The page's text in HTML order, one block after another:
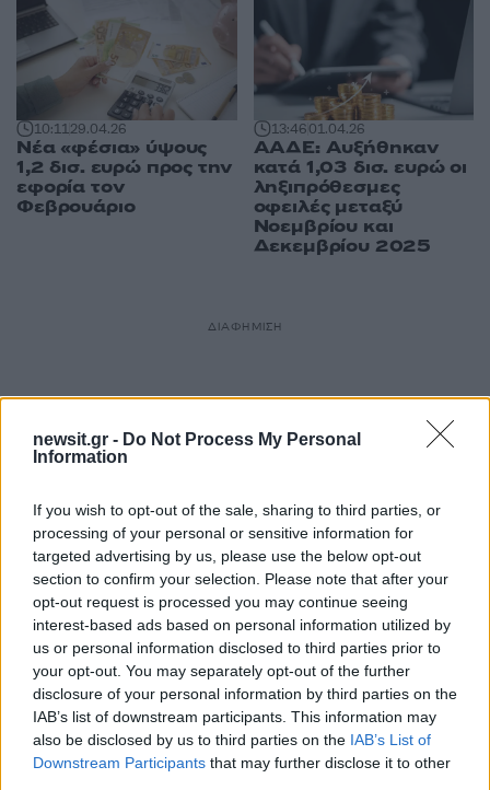
newsit.gr - Do Not Process My Personal
Information
If you wish to opt-out of the sale, sharing to third parties, or
processing of your personal or sensitive information for
targeted advertising by us, please use the below opt-out
section to confirm your selection. Please note that after your
opt-out request is processed you may continue seeing
interest-based ads based on personal information utilized by
us or personal information disclosed to third parties prior to
your opt-out. You may separately opt-out of the further
disclosure of your personal information by third parties on the
IAB’s list of downstream participants. This information may
also be disclosed by us to third parties on the IAB’s List of
Downstream Participants that may further disclose it to other
10:1129.04.26
Νέα «φέσια» ύψους
1,2 δισ. ευρώ προς την
εφορία τον
Φεβρουάριο
13:4601.04.26
ΑΑΔΕ: Αυξήθηκαν
κατά 1,03 δισ. ευρώ οι
ληξιπρόθεσμες
οφειλές μεταξύ
Νοεμβρίου και
Δεκεμβρίου 2025
ΔΙΑΦΗΜΙΣΗ